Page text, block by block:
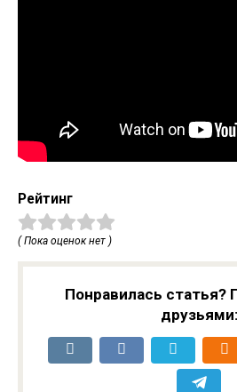
Рейтинг
( Пока оценок нет )
Понравилась статья?
друзьями: